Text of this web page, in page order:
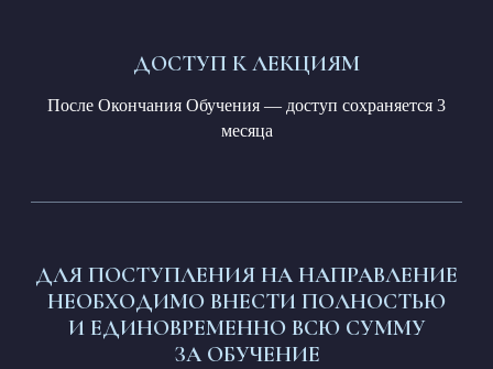
ДОСТУП К ЛЕКЦИЯМ
После Окончания Обучения — доступ сохраняется 3
месяца
ДЛЯ ПОСТУПЛЕНИЯ НА НАПРАВЛЕНИЕ
НЕОБХОДИМО ВНЕСТИ ПОЛНОСТЬЮ
И ЕДИНОВРЕМЕННО ВСЮ СУММУ
ЗА ОБУЧЕНИЕ